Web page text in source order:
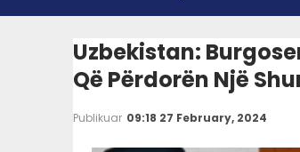
Uzbekistan:
Që Përdorën Një
Publikuar 09:18 27 February, 2024